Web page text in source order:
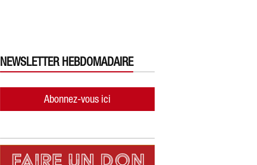
NEWSLETTER HEBDOMADAIRE
Abonnez-vous ici